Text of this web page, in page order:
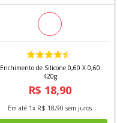
Enchimento de Silicone 0,60 X 0,60
420g
R$ 18,90
Em até 1x R$ 18,90 sem juros